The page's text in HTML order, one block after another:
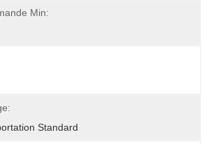
Min:
Standard